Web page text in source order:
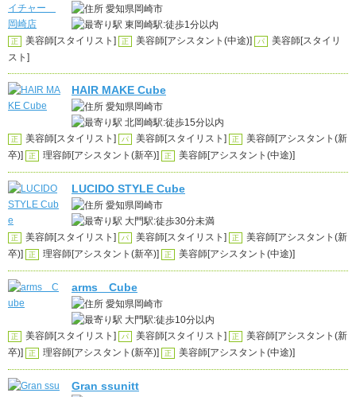
愛知県岡崎市
東岡崎駅:徒歩1分以内
正 美容師[スタイリスト] 正 美容師[アシスタント(中途)] パ
美容師[スタイリ
スト]
HAIR MAKE Cube
愛知県岡崎市
北岡崎駅:徒歩15分以内
正 美容師[スタイリスト] パ 美容師[スタイリスト] 正
美容師[アシスタント(新
卒)]
正 理容師[アシスタント(新卒)] 正 美容師[アシスタント(中途)]
LUCIDO STYLE Cube
愛知県岡崎市
大門駅:徒歩30分未満
正 美容師[スタイリスト] パ 美容師[スタイリスト] 正
美容師[アシスタント(新
卒)]
正 理容師[アシスタント(新卒)] 正 美容師[アシスタント(中途)]
arms Cube
愛知県岡崎市
大門駅:徒歩10分以内
正 美容師[スタイリスト] パ 美容師[スタイリスト] 正
美容師[アシスタント(新
卒)]
正 理容師[アシスタント(新卒)] 正 美容師[アシスタント(中途)]
Gran ssunitt